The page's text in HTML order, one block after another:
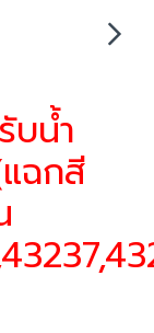
บน้ำ
ฉกสี